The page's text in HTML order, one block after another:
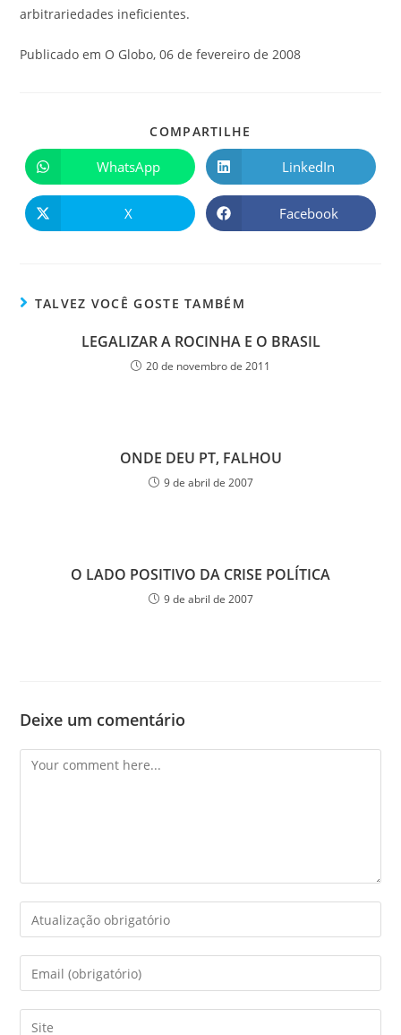
arbitrariedades ineficientes.
Publicado em O Globo, 06 de fevereiro de 2008
COMPARTILHE
WhatsApp LinkedIn
X Facebook
TALVEZ VOCÊ GOSTE TAMBÉM
LEGALIZAR A ROCINHA E O BRASIL
20 de novembro de 2011
ONDE DEU PT, FALHOU
9 de abril de 2007
O LADO POSITIVO DA CRISE POLÍTICA
9 de abril de 2007
Deixe um comentário